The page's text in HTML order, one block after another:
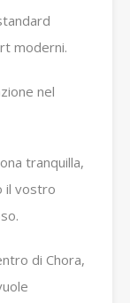
moderni.
nel
tranquilla,
il vostro
di Chora,